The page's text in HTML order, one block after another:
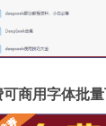
商用字体批